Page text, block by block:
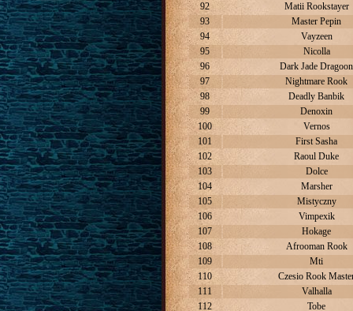
92
Matii Rookstayer
93
Master Pepin
94
Vayzeen
95
Nicolla
96
Dark Jade Dragoon
97
Nightmare Rook
98
Deadly Banbik
99
Denoxin
100
Vernos
101
First Sasha
102
Raoul Duke
103
Dolce
104
Marsher
105
Mistyczny
106
Vimpexik
107
Hokage
108
Afrooman Rook
109
Mti
110
Czesio Rook
111
Valhalla
112
Tobe